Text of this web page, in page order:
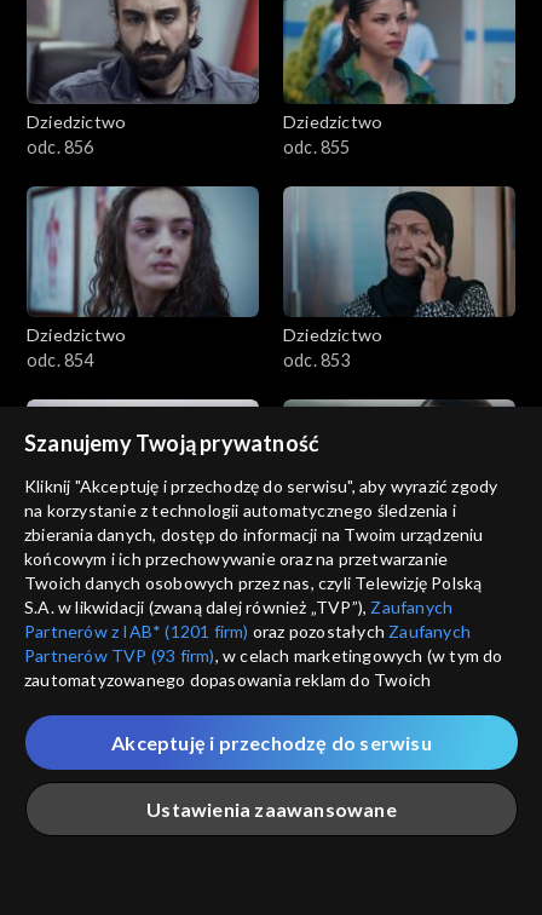
Dziedzictwo
odc. 856
Dziedzictwo
odc. 855
Dziedzictwo
odc. 854
Dziedzictwo
odc. 853
Dziedzictwo
odc. 852
Dziedzictwo
odc. 851
Dziedzictwo
odc. 850
Dziedzictwo
odc. 849
Szanujemy Twoją prywatność
Kliknij "Akceptuję i przechodzę do serwisu", aby wyrazić zgody
na korzystanie z technologii automatycznego śledzenia i
zbierania danych, dostęp do informacji na Twoim urządzeniu
końcowym i ich przechowywanie oraz na przetwarzanie
Twoich danych osobowych przez nas, czyli Telewizję Polską
S.A. w likwidacji (zwaną dalej również „TVP”), Zaufanych
Partnerów z IAB* (1201 firm) oraz pozostałych Zaufanych
Partnerów TVP (93 firm), w celach marketingowych (w tym do
zautomatyzowanego dopasowania reklam do Twoich
które wskazujemy poniżej, a także zgody na udostępnianie
przez nas identyfikatora PPID do Google.
Twoje dane osobowe zbierane podczas odwiedzania przez
Ciebie naszych
poszczególnych serwisówzwanych dalej
„Portalem”, w tym informacje zapisywane za pomocą
Ustawienia zaawansowane
Akceptuję i przechodzę do serwisu